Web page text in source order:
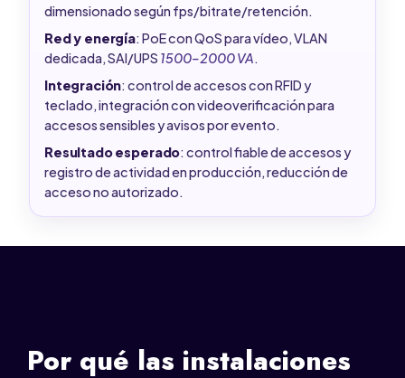
dimensionado según fps/bitrate/retención.
Red y energía: PoE con QoS para vídeo, VLAN
dedicada, SAI/UPS 1500–2000 VA.
Integración: control de accesos con RFID y
teclado, integración con videoverificación para
accesos sensibles y avisos por evento.
Resultado esperado: control fiable de accesos y
registro de actividad en producción, reducción de
acceso no autorizado.
Por qué las instalaciones